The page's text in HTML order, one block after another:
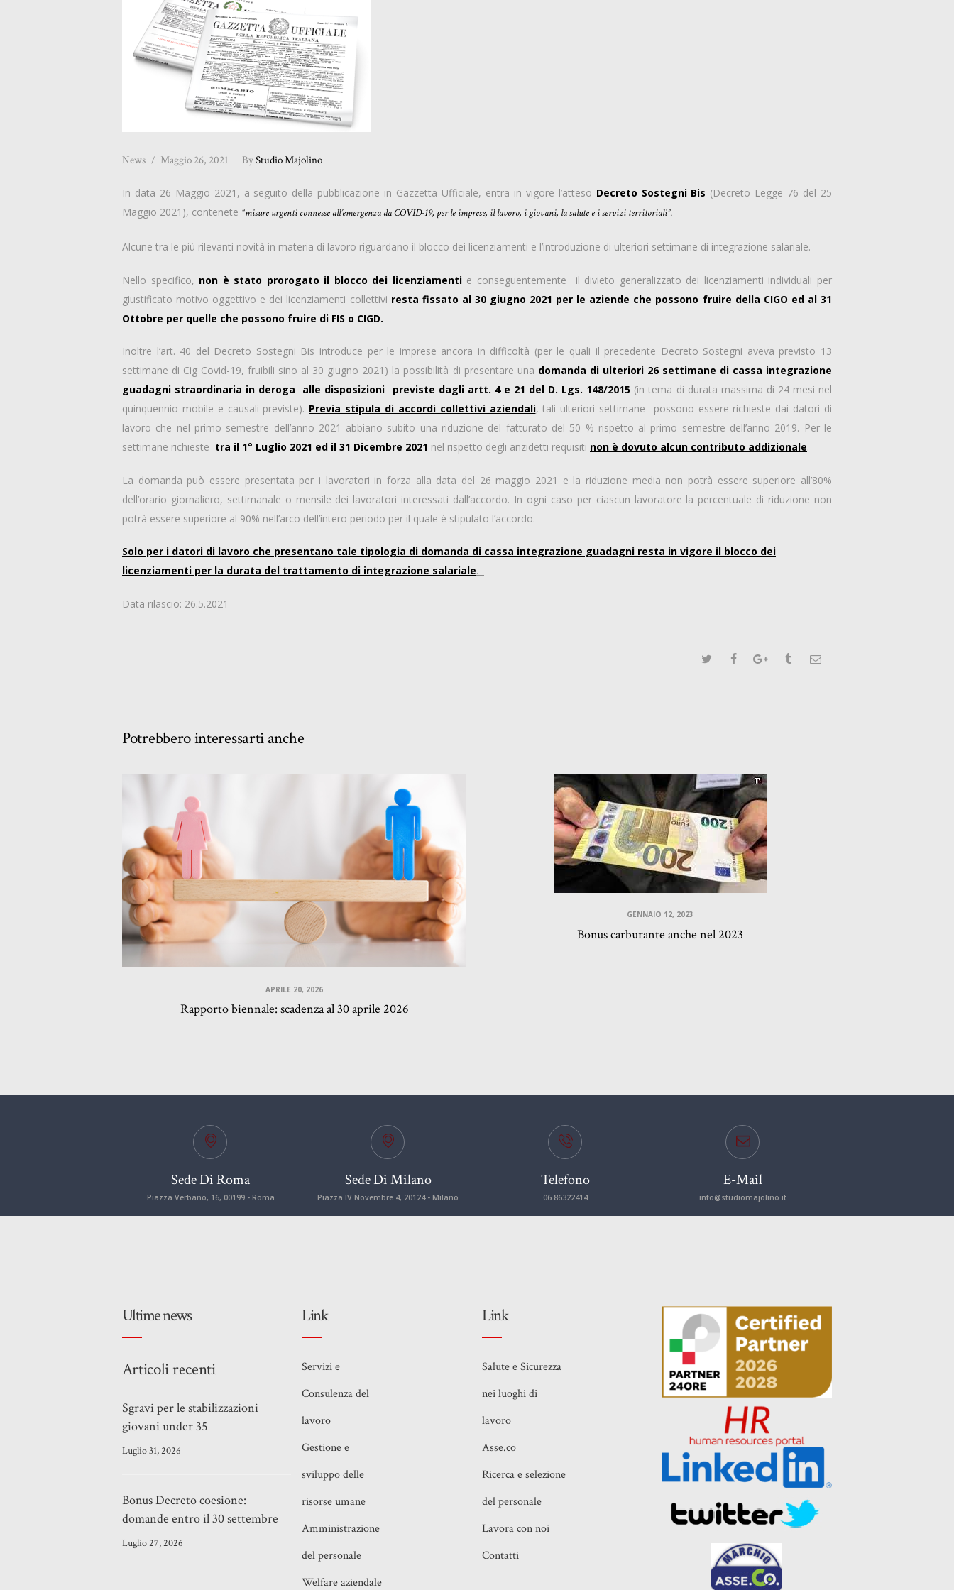
News Maggio 26, 2021 ByStudio Majolino
In data 26 Maggio 2021, a seguito della pubblicazione in Gazzetta Ufficiale, entra in vigore l’atteso Decreto Sostegni Bis (Decreto Legge 76 del 25
Maggio 2021), contenete “misure urgenti connesse all’emergenza da COVID-19, per le imprese, il lavoro, i giovani, la salute e i servizi territoriali”.
Alcune tra le più rilevanti novità in materia di lavoro riguardano il blocco dei licenziamenti e l’introduzione di ulteriori settimane di integrazione salariale.
Nello specifico, non è stato prorogato il blocco dei licenziamentie conseguentemente il divieto generalizzato dei licenziamenti individuali per
giustificato motivo oggettivo e dei licenziamenti collettivi resta fissato al 30 giugno 2021 per le aziende che possono fruire della CIGO ed al 31
Ottobre per quelle che possono fruire di FIS o CIGD.
Inoltre l’art. 40 del Decreto Sostegni Bis introduce per le imprese ancora in difficoltà (per le quali il precedente Decreto Sostegni aveva previsto 13
settimane di Cig Covid-19, fruibili sino al 30 giugno 2021) la possibilità di presentare una domanda di ulteriori 26 settimane di cassa integrazione
guadagni straordinaria in deroga alle disposizioni previste dagli artt. 4 e 21 del D. Lgs. 148/2015 (in tema di durata massima di 24 mesi nel
quinquennio mobile e causali previste). Previa stipula di accordi collettivi aziendali, tali ulteriori settimane possono essere richieste dai datori di
lavoro che nel primo semestre dell’anno 2021 abbiano subito una riduzione del fatturato del 50 % rispetto al primo semestre dell’anno 2019. Per le
settimane richieste tra il 1° Luglio 2021 ed il 31 Dicembre 2021 nel rispetto degli anzidetti requisiti non è dovuto alcun contributo addizionale.
La domanda può essere presentata per i lavoratori in forza alla data del 26 maggio 2021 e la riduzione media non potrà essere superiore all’80%
dell’orario giornaliero, settimanale o mensile dei lavoratori interessati dall’accordo. In ogni caso per ciascun lavoratore la percentuale di riduzione non
potrà essere superiore al 90% nell’arco dell’intero periodo per il quale è stipulato l’accordo.
Solo per i datori di lavoro che presentano tale tipologia di domanda di cassa integrazione guadagni resta in vigore il blocco dei
licenziamenti per la durata del trattamento di integrazione salariale.
Data rilascio: 26.5.2021
Potrebbero interessarti anche
APRILE 20, 2026
Rapporto biennale: scadenza al 30 aprile 2026
GENNAIO 12, 2023
Bonus carburante anche nel 2023
Sede Di Roma
Piazza Verbano, 16, 00199 - Roma
Sede Di Milano
Piazza IV Novembre 4, 20124 - Milano
Telefono
06 86322414
E-Mail
info@studiomajolino.it
Ultime news
Articoli recenti
Sgravi per le stabilizzazioni
giovani under 35
Luglio 31, 2026
Bonus Decreto coesione:
domande entro il 30 settembre
Luglio 27, 2026
Link
Servizi e
Consulenza del
lavoro
Gestione e
sviluppo delle
risorse umane
Amministrazione
del personale
Welfare aziendale
Link
Salute e Sicurezza
nei luoghi di
lavoro
Asse.co
Ricerca e selezione
del personale
Lavora con noi
Contatti